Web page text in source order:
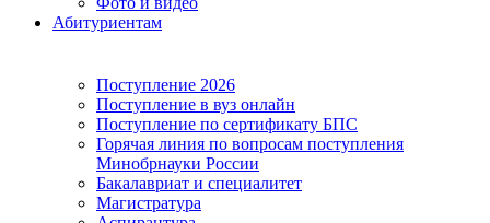
Абитуриентам
Поступление 2026
Поступление в вуз онлайн
Поступление по сертификату БПС
Горячая линия по вопросам поступления
Минобрнауки России
Бакалавриат и специалитет
Магистратура